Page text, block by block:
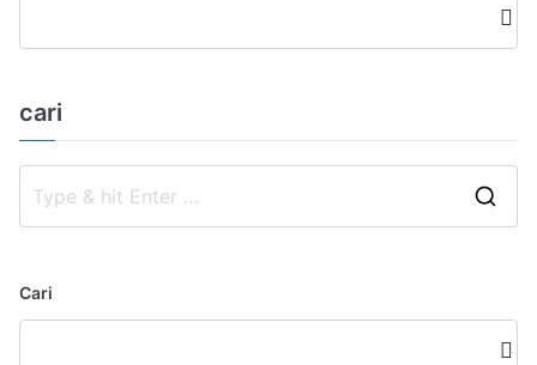
cari
Cari